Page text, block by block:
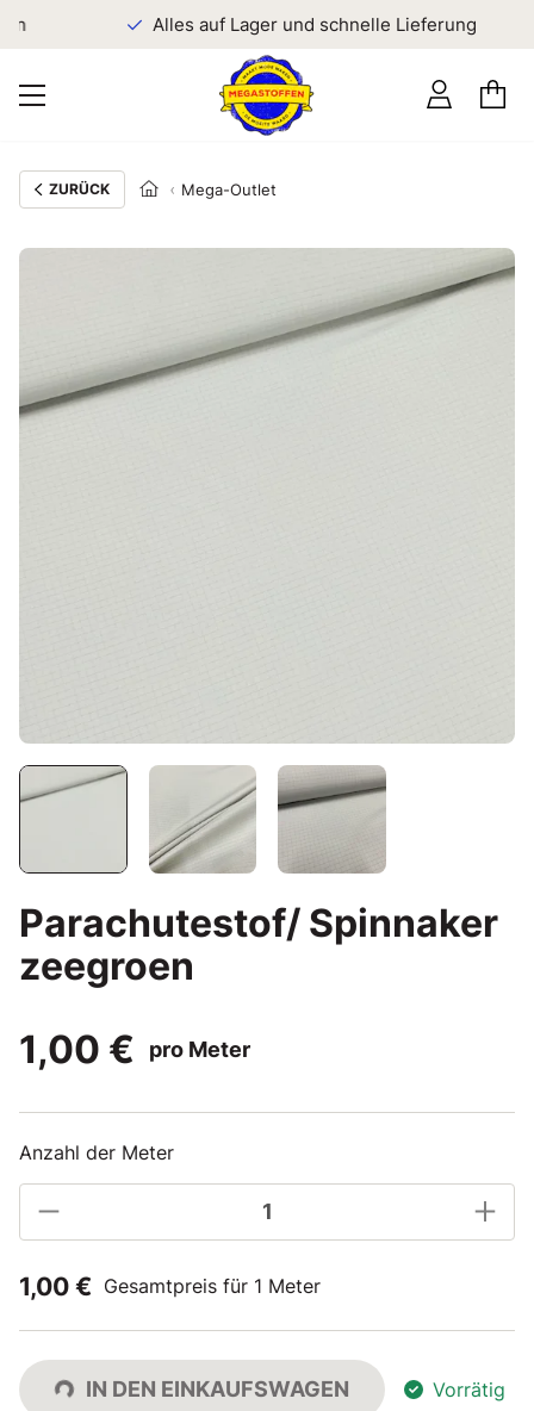
Alles auf Lager und schnelle Lieferung
ZURÜCK Mega-Outlet
Parachutestof/ Spinnaker
zeegroen
1,00 €
pro Meter
Anzahl der Meter
1,00 € Gesamtpreis für 1 Meter
IN DEN EINKAUFSWAGEN Vorrätig